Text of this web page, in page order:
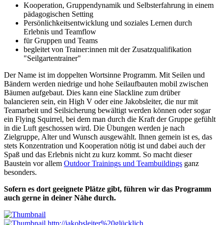
Kooperation, Gruppendynamik und Selbsterfahrung in einem
pädagogischen Setting
Persönlichkeitsentwicklung und soziales Lernen durch
Erlebnis und Teamflow
für Gruppen und Teams
begleitet von Trainer:innen mit der Zusatzqualifikation
"Seilgartentrainer"
Der Name ist im doppelten Wortsinne Programm. Mit Seilen und
Bändern werden niedrige und hohe Seilaufbauten mobil zwischen
Bäumen aufgebaut. Dies kann eine Slackline zum drüber
balancieren sein, ein High V oder eine Jakobsleiter, die nur mit
Teamarbeit und Seilsicherung bewältigt werden können oder sogar
ein Flying Squirrel, bei dem man durch die Kraft der Gruppe gefühlt
in die Luft geschossen wird. Die Übungen werden je nach
Zielgruppe, Alter und Wunsch ausgewählt. Ihnen gemein ist es, das
stets Konzentration und Kooperation nötig ist und dabei auch der
Spaß und das Erlebnis nicht zu kurz kommt. So macht dieser
Baustein vor allem Outdoor Trainings und Teambuildings ganz
besonders.
Sofern es dort geeignete Plätze gibt, führen wir das Programm
auch gerne in deiner Nähe durch.